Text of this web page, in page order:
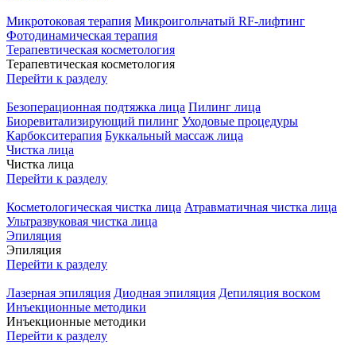
Микротоковая терапия Микроигольчатый RF-лифтинг
Фотодинамическая терапия
Терапевтическая косметология
Терапевтическая косметология
Перейти к разделу
Безоперационная подтяжка лица Пилинг лица
Биоревитализирующий пилинг Уходовые процедуры
Карбокситерапия Буккальный массаж лица
Чистка лица
Чистка лица
Перейти к разделу
Косметологическая чистка лица Атравматичная чистка лица
Ультразвуковая чистка лица
Эпиляция
Эпиляция
Перейти к разделу
Лазерная эпиляция Диодная эпиляция Депиляция воском
Инъекционные методики
Инъекционные методики
Перейти к разделу